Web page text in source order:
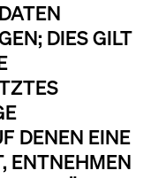
DIES GILT
DENEN EINE
ENTNEHMEN